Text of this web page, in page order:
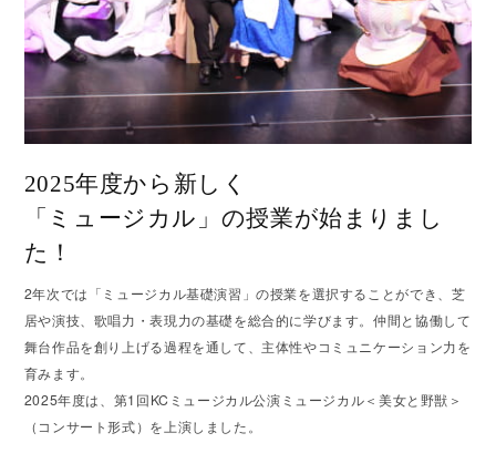
2025年度から新しく
「ミュージカル」の授業が始まりまし
た！
2年次では「ミュージカル基礎演習」の授業を選択することができ、芝
居や演技、歌唱力・表現力の基礎を総合的に学びます。仲間と協働して
舞台作品を創り上げる過程を通して、主体性やコミュニケーション力を
育みます。
2025年度は、第1回KCミュージカル公演ミュージカル＜美女と野獣＞
（コンサート形式）を上演しました。